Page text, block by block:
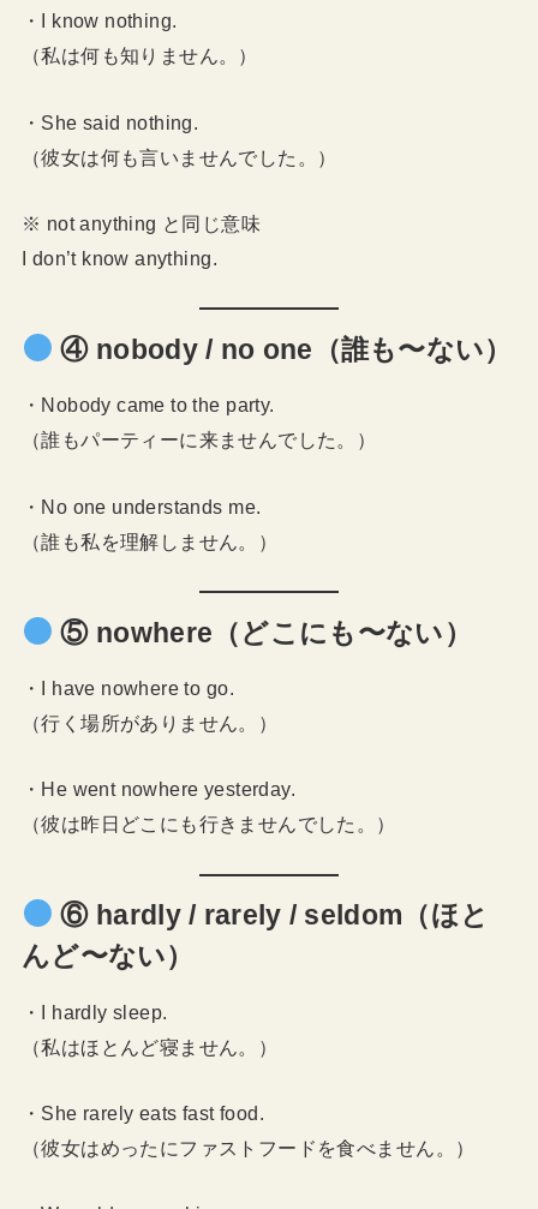
・I know nothing.
（私は何も知りません。）
・She said nothing.
（彼女は何も言いませんでした。）
※ not anything と同じ意味
I don’t know anything.
④ nobody / no one（誰も〜ない）
・Nobody came to the party.
（誰もパーティーに来ませんでした。）
・No one understands me.
（誰も私を理解しません。）
⑤ nowhere（どこにも〜ない）
・I have nowhere to go.
（行く場所がありません。）
・He went nowhere yesterday.
（彼は昨日どこにも行きませんでした。）
⑥ hardly / rarely / seldom（ほと
んど〜ない）
・I hardly sleep.
（私はほとんど寝ません。）
・She rarely eats fast food.
（彼女はめったにファストフードを食べません。）